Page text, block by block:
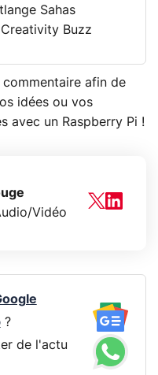
Sahas
Buzz
afin de
idées ou vos
avec un Raspberry Pi !
Vidéo
?
de l'actu